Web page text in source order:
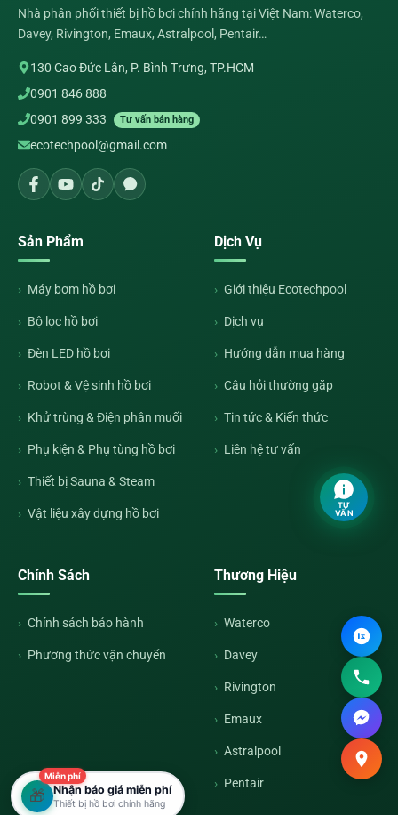
Nhà phân phối thiết bị hồ bơi chính hãng tại Việt Nam: Waterco,
Davey, Rivington, Emaux, Astralpool, Pentair…
130 Cao Đức Lân, P. Bình Trưng, TP.HCM
0901 846 888
0901 899 333
Tư vấn bán hàng
ecotechpool@gmail.com
Sản Phẩm
Máy bơm hồ bơi
Bộ lọc hồ bơi
Đèn LED hồ bơi
Robot & Vệ sinh hồ bơi
Khử trùng & Điện phân muối
Phụ kiện & Phụ tùng hồ bơi
Thiết bị Sauna & Steam
Vật liệu xây dựng hồ bơi
Dịch Vụ
Giới thiệu Ecotechpool
Dịch vụ
Hướng dẫn mua hàng
Câu hỏi thường gặp
Tin tức & Kiến thức
Liên hệ tư vấn
Chính Sách
Chính sách bảo hành
Phương thức vận chuyển
Thương Hiệu
Waterco
Davey
Rivington
Emaux
Astralpool
Pentair
TƯ
VẤN
Miễn phí
🎁 Nhận báo giá miễn phí
Thiết bị hồ bơi chính hãng